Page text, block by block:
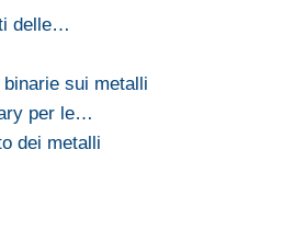
delle…
sui metalli
per le…
dei metalli